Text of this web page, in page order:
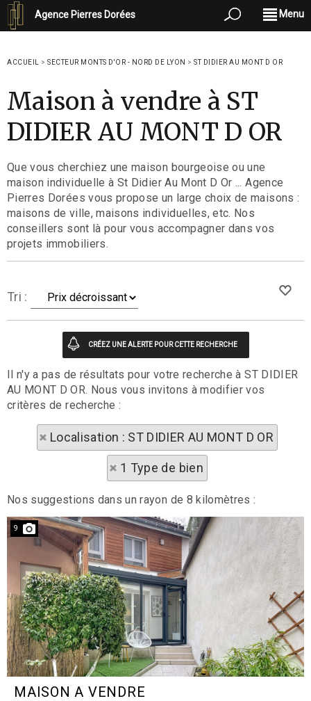
Agence Pierres Dorées Menu
ACCUEIL > SECTEUR MONTS D'OR - NORD DE LYON > ST DIDIER AU MONT D OR
Maison à vendre à ST
DIDIER AU MONT D OR
Que vous cherchiez une maison bourgeoise ou une
maison individuelle à St Didier Au Mont D Or ... Agence
Pierres Dorées vous propose un large choix de maisons :
maisons de ville, maisons individuelles, etc. Nos
conseillers sont là pour vous accompagner dans vos
projets immobiliers.
Tri :
Il n'y a pas de résultats pour votre recherche à ST DIDIER
AU MONT D OR. Nous vous invitons à modifier vos
critères de recherche :
Localisation : ST DIDIER AU MONT D OR
1 Type de bien
Nos suggestions dans un rayon de 8 kilomètres :
9
MAISON A VENDRE